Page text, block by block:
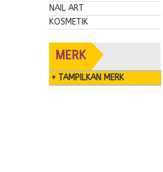
NAIL ART
KOSMETIK
MERK
+ TAMPILKAN MERK